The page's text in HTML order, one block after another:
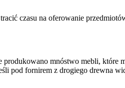
czasu na oferowanie
mnóstwo mebli, które
pod fornirem z drogiego drewna